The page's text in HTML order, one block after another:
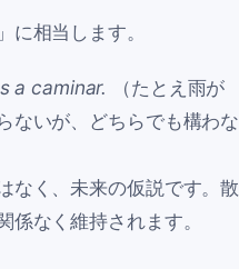
相当します。
a caminar.
（たとえ雨が
ないが、どちらでも構わな
なく、未来の仮説です。散
なく維持されます。